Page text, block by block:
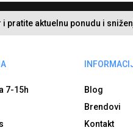
pratite aktuelnu ponudu i
7-15h
Blog
Brendovi
Kontakt